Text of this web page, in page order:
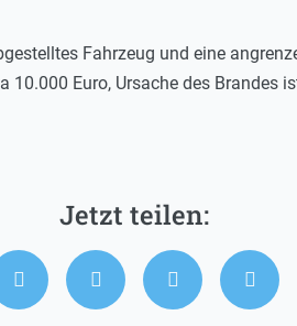
Fahrzeug und eine
Euro, Ursache des Brandes